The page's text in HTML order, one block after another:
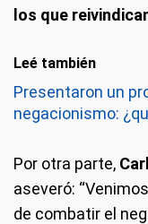
los que
Leé también
Presentaron un
negacionismo:
Por otra parte,
aseveró:
de combatir el